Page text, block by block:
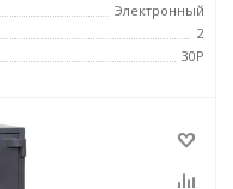
Электронный
2
30P